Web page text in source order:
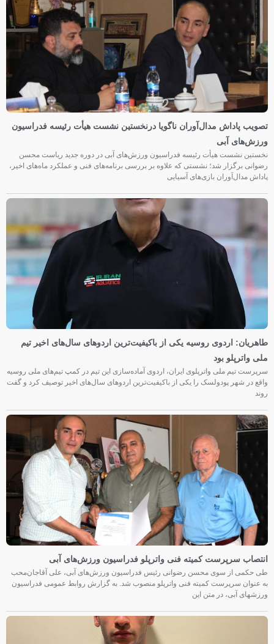
تصویب پاداش مدال‌آوران ناگویا درنخستین نشست هیأت رئیسه فدراسیون
ورزش‌های آبی
نخستین نشست هیأت رئیسه فدراسیون ورزش‌های آبی در دوره جدید ریاست محسن
رضوانی برگزار شد؛ نشستی که علاوه بر بررسی برنامه‌های فنی و عملکرد ماه‌های اخیر،
پاداش مدال‌آوران بازی‌های آسیایی
طاهریان: اردوی روسیه یکی از باکیفیت‌ترین اردوهای سال‌های اخیر تیم
ملی واترپلو بود
سرپرست تیم ملی واترپلوی ایران، اردوی آماده‌سازی این تیم در کمپ تیم‌های ملی روسیه
واقع در شهر پودولسک را یکی از باکیفیت‌ترین اردوهای سال‌های اخیر توصیف کرد و گفت
روند
انتصاب سرپرست کمیته فنی واترپلو فدراسیون ورزش‌های آبی
طی حکمی از سوی محسن رضوانی رئیس فدراسیون ورزش‌های آبی، علی آقاجان‌محب
به عنوان سرپرست کمیته فنی واترپلو منصوب شد. به گزارش روابط عمومی فدراسیون
ورزشهای آبی، در متن این